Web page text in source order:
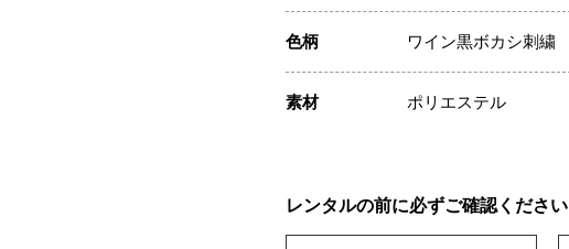
色柄 ワイン黒ボカシ刺繍
素材 ポリエステル
レンタルの前に必ずご確認ください